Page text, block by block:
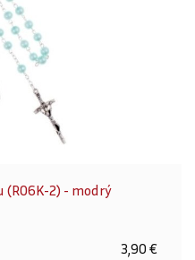
(R06K-2) - modrý
3,90 €